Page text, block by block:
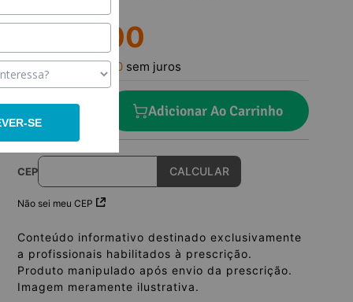
00
,00 sem juros
Adicionar Ao Carrinho
CEP
Não sei meu CEP
Conteúdo informativo destinado exclusivamente
a profissionais habilitados à prescrição.
Produto manipulado após envio da prescrição.
Imagem meramente ilustrativa.
SE